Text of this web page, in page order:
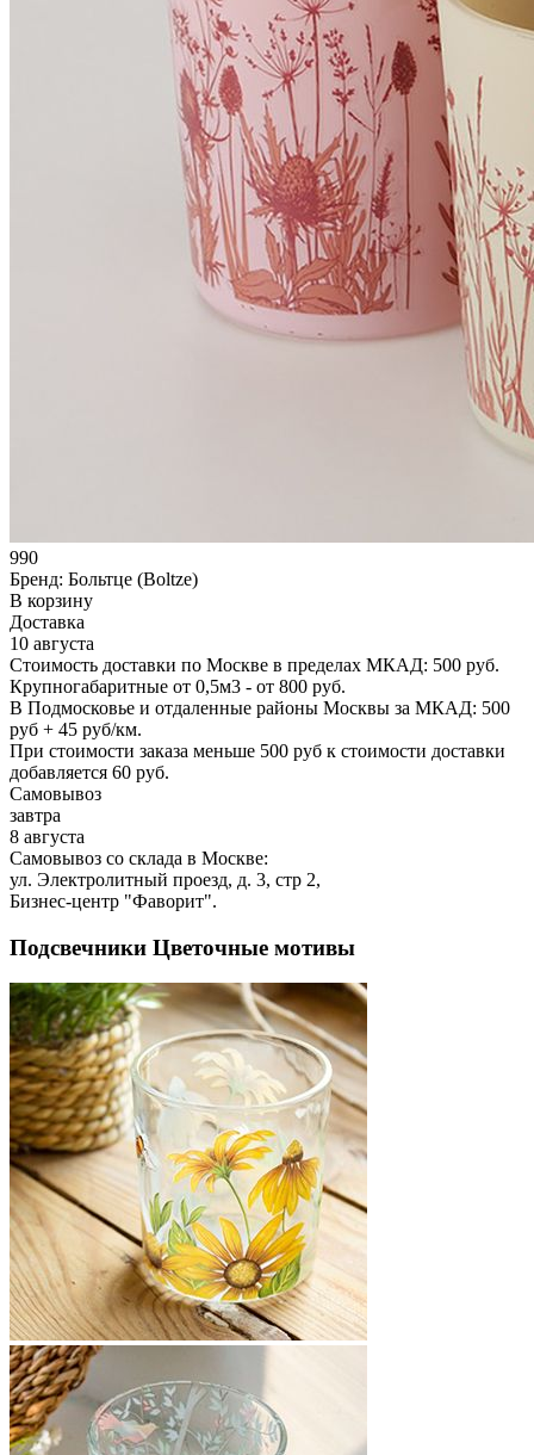
990
Бренд: Больтце (Boltze)
В корзину
Доставка
10 августа
Стоимость доставки по Москве в пределах МКАД: 500 руб.
Крупногабаритные от 0,5м3 - от 800 руб.
В Подмосковье и отдаленные районы Москвы за МКАД: 500
руб + 45 руб/км.
При стоимости заказа меньше 500 руб к стоимости доставки
добавляется 60 руб.
Самовывоз
завтра
8 августа
Самовывоз со склада в Москве:
ул. Электролитный проезд, д. 3, стр 2,
Бизнес-центр "Фаворит".
Подсвечники Цветочные мотивы